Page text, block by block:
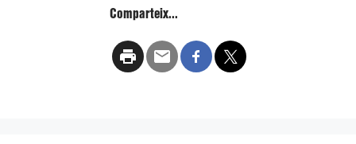
Comparteix...